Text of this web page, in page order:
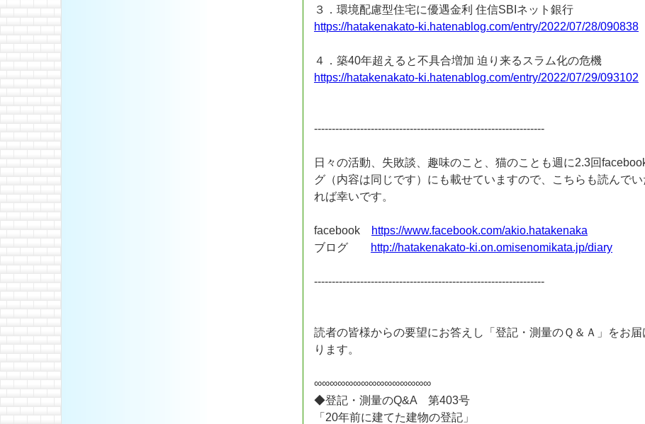
３．環境配慮型住宅に優遇金利 住信SBIネット銀行
https://hatakenakato-ki.hatenablog.com/entry/2022/07/28/090838
４．築40年超えると不具合増加 迫り来るスラム化の危機
https://hatakenakato-ki.hatenablog.com/entry/2022/07/29/093102
-----------------------------------------------------------------
日々の活動、失敗談、趣味のこと、猫のことも週に2.3回
グ（内容は同じです）にも載せていますので、こちらも読んでい
れば幸いです。
facebook
https://www.facebook.com/akio.hatakenaka
ブログ
http://hatakenakato-ki.on.omisenomikata.jp/diary
-----------------------------------------------------------------
読者の皆様からの要望にお答えし「登記・測量のＱ＆Ａ」をお届
ります。
∞∞∞∞∞∞∞∞∞∞∞∞∞∞∞
◆登記・測量のQ&A 第403号
「20年前に建てた建物の登記」